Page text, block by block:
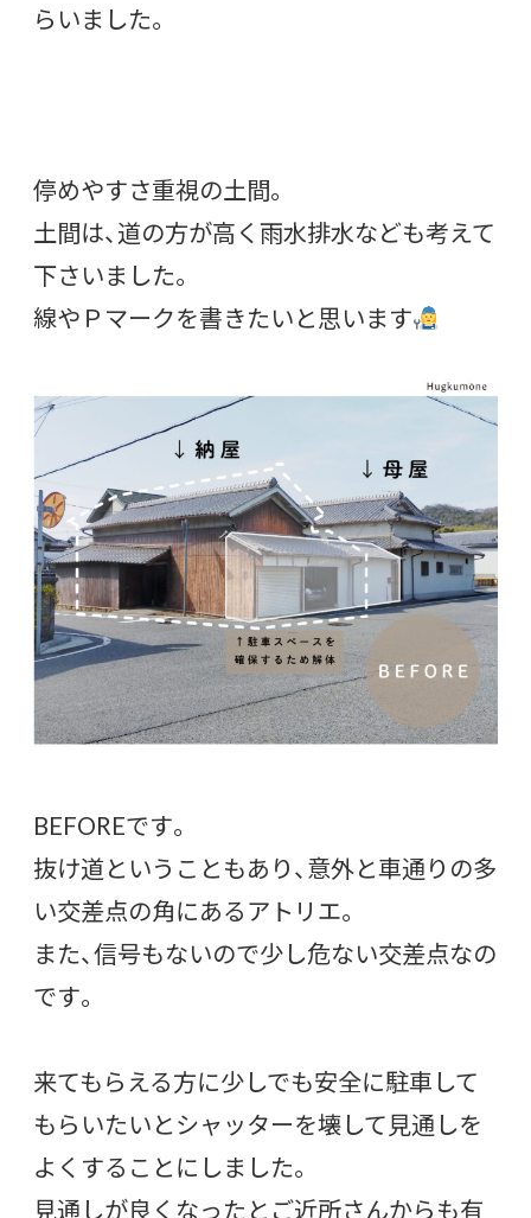
らいました。
停めやすさ重視の土間。
土間は、道の方が高く雨水排水なども考えて
下さいました。
線やＰマークを書きたいと思います
BEFOREです。
抜け道ということもあり、意外と車通りの多
い交差点の角にあるアトリエ。
また、信号もないので少し危ない交差点なの
です。
来てもらえる方に少しでも安全に駐車して
もらいたいとシャッターを壊して見通しを
よくすることにしました。
見通しが良くなったとご近所さんからも有